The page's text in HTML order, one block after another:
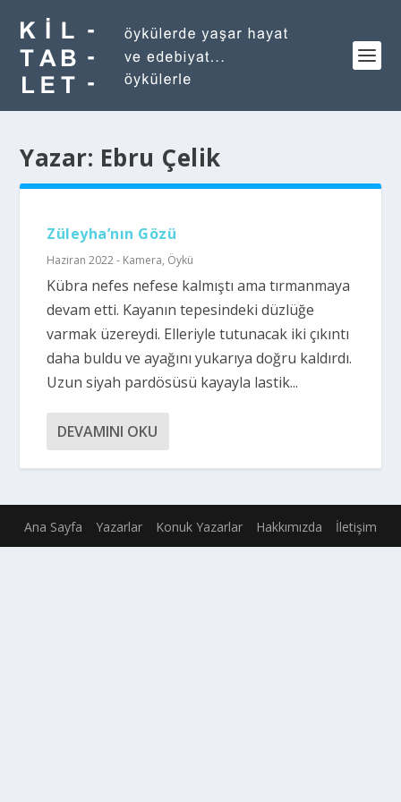
Yazar: Ebru Çelik
Züleyha’nın Gözü
Haziran 2022 - Kamera, Öykü
Kübra nefes nefese kalmıştı ama tırmanmaya
devam etti. Kayanın tepesindeki düzlüğe
varmak üzereydi. Elleriyle tutunacak iki çıkıntı
daha buldu ve ayağını yukarıya doğru kaldırdı.
Uzun siyah pardösüsü kayayla lastik...
DEVAMINI OKU
Ana Sayfa Yazarlar Konuk Yazarlar Hakkımızda İletişim